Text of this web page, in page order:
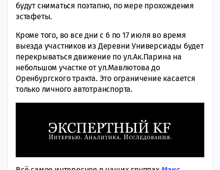
будут сниматься поэтапно, по мере прохождения
эстафеты.
Кроме того, во все дни с 6 по 17 июля во время
выезда участников из Деревни Универсиады будет
перекрываться движение по ул.Ак.Парина на
небольшом участке от ул.Мавлютова до
Оренбургского тракта. Это ограничение касается
только личного автотранспорта.